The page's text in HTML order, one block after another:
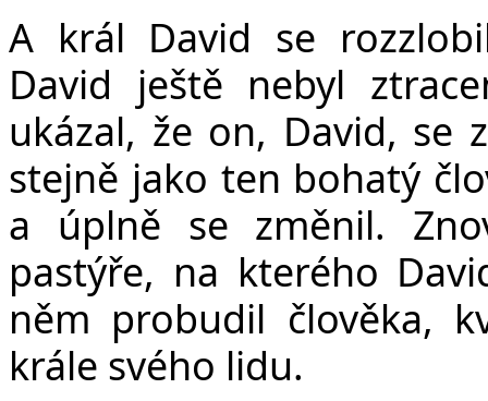
A král David se
David ještě nebyl
ukázal, že on, David, se
stejně jako ten bohatý
a úplně se změnil.
pastýře, na kterého
něm probudil člověka,
krále svého lidu.